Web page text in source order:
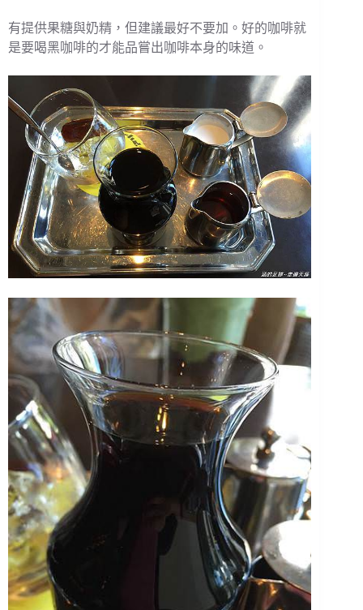
有提供果糖與奶精，但建議最好不要加。好的咖啡就
是要喝黑咖啡的才能品嘗出咖啡本身的味道。